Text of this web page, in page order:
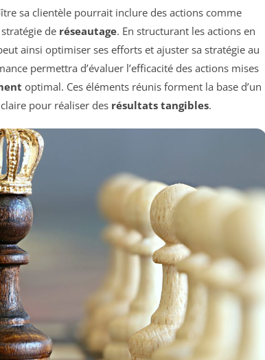
sa clientèle pourrait inclure des actions comme
de réseautage. En structurant les actions en
ainsi optimiser ses efforts et ajuster sa stratégie au
permettra d’évaluer l’efficacité des actions mises
optimal. Ces éléments réunis forment la base d’un
pour réaliser des résultats tangibles.